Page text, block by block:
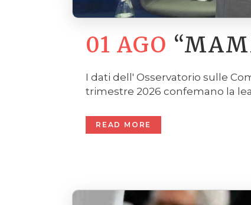
01 AGO
I dati dell' Osservatorio sulle
trimestre 2026 confemano la
READ MORE